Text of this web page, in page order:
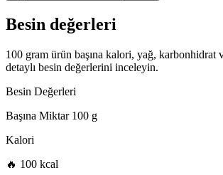
Besin değerleri
100 gram ürün başına kalori, yağ, karbonhidrat
detaylı besin değerlerini inceleyin.
Besin Değerleri
Başına Miktar100 g
Kalori
🔥 100 kcal